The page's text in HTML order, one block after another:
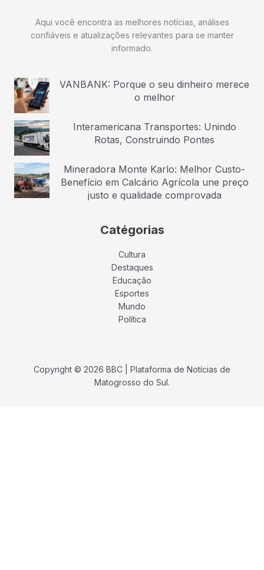
Aqui você encontra as melhores notícias, análises
confiáveis e atualizações relevantes para se manter
informado.
VANBANK: Porque o seu dinheiro merece
o melhor
Interamericana Transportes: Unindo
Rotas, Construindo Pontes
Mineradora Monte Karlo: Melhor Custo-
Benefício em Calcário Agrícola une preço
justo e qualidade comprovada
Catégorias
Cultura
Destaques
Educação
Esportes
Mundo
Política
Copyright © 2026 BBC | Plataforma de Notícias de
Matogrosso do Sul.